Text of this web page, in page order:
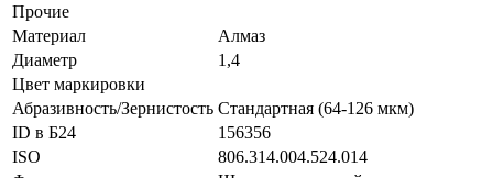
Прочие
Материал
Алмаз
Диаметр
1,4
Цвет маркировки
Абразивность/Зернистость Стандартная (64-126 мкм)
ID в Б24
156356
ISO
806.314.004.524.014